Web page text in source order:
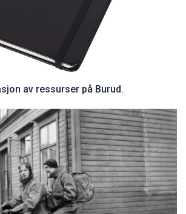
av ressurser på Burud.